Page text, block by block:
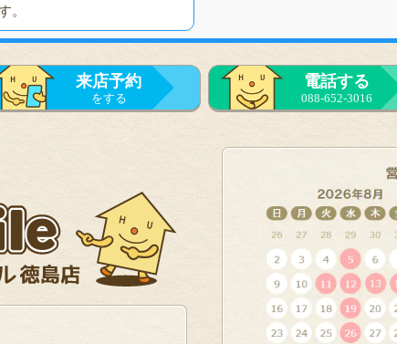
。
来店予約
をする
電話する
088-652-3016